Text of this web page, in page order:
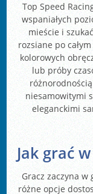
Top Speed
wspaniałych
mieście i
rozsiane po
kolorowych
lub próby
niesamowitymi
eleganckimi
Jak grać
Gracz zaczyna w
różne opcje